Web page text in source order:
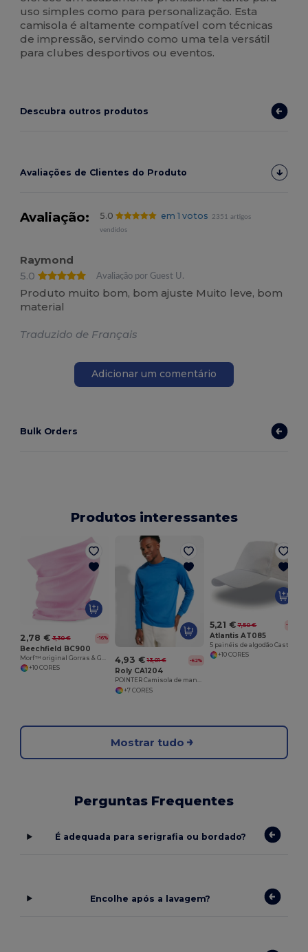
uso simples como para personalização. Esta
camisola é altamente compatível com técnicas
de impressão, servindo como uma tela versátil
para clubes desportivos ou eventos.
Descubra outros produtos
Avaliações de Clientes do Produto
Avaliação: 5.0 em 1 votos
2351 artigos
vendidos
Raymond
5.0
Avaliação por Guest U.
Produto muito bom, bom ajuste Muito leve, bom
material
Traduzido de Français
Adicionar um comentário
Bulk Orders
Produtos interessantes
2,78 € 3,30 € -16%
Beechfield BC900
+10 CORES
4,93 € 13,01 € -62%
Roly CA1204
POINTER Camisola de manga comprida
+7 CORES
5,21 € 7,50 € -31%
Atlantis AT085
+10 CORES
Mostrar tudo
Perguntas Frequentes
É adequada para serigrafia ou bordado?
Encolhe após a lavagem?